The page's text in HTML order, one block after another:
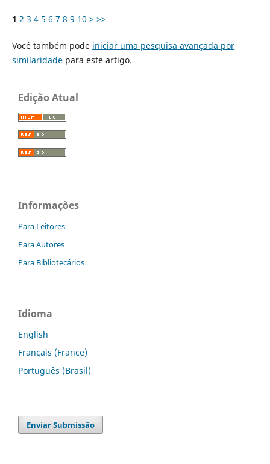
1 2 3 4 5 6 7 8 9 10 > >>
Você também pode iniciar uma pesquisa avançada por
similaridadepara este artigo.
Edição Atual
Informações
Para Leitores
Para Autores
Para Bibliotecários
Idioma
English
Français (France)
Português (Brasil)
Enviar Submissão